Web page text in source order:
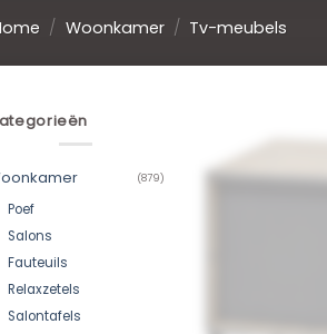
/ Woonkamer / Tv-meubels
(879)
Poef
Salons
Fauteuils
Relaxzetels
Salontafels